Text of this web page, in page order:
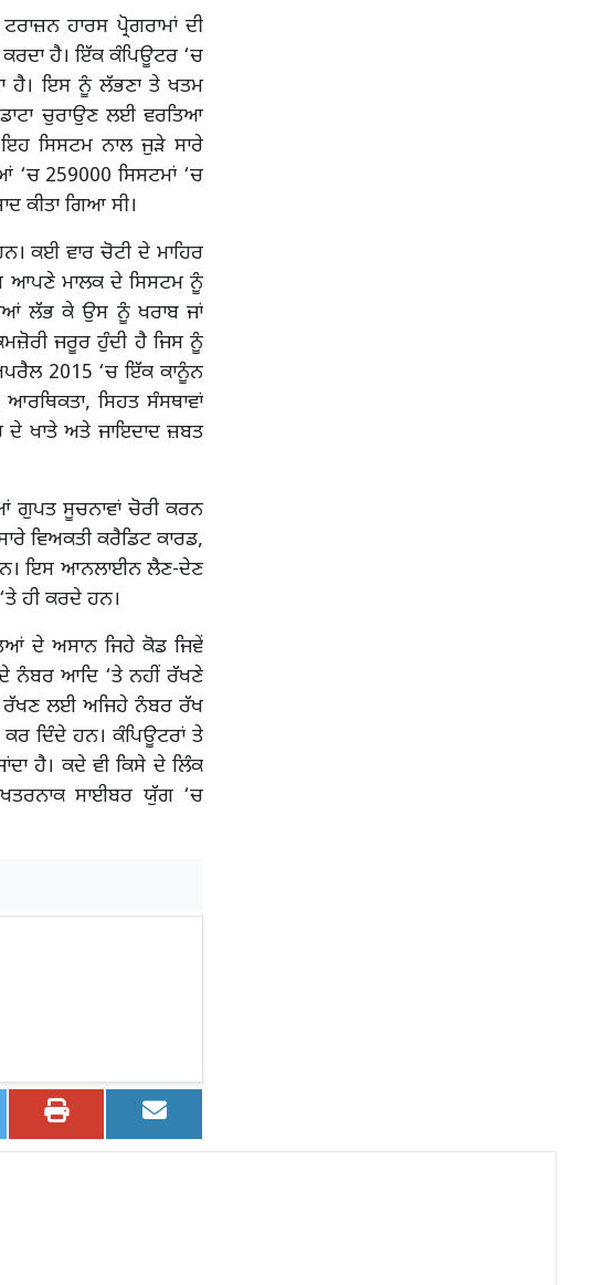
ਹਾਰਸ ਪ੍ਰੋਗਰਾਮਾਂ ਦੀ
ਕਰਦਾ ਹੈ। ਇੱਕ ਕੰਪਿਊਟਰ ‘ਚ
ਹੈ। ਇਸ ਨੂੰ ਲੱਭਣਾ ਤੇ ਖਤਮ
ਚੁਰਾਉਣ ਲਈ ਵਰਤਿਆ
ਸਿਸਟਮ ਨਾਲ ਜੁੜੇ ਸਾਰੇ
‘ਚ 259000 ਸਿਸਟਮਾਂ ‘ਚ
ਕੀਤਾ ਗਿਆ ਸੀ।
ਕਈ ਵਾਰ ਚੋਟੀ ਦੇ ਮਾਹਿਰ
ਆਪਣੇ ਮਾਲਕ ਦੇ ਸਿਸਟਮ ਨੂੰ
ਲੱਭ ਕੇ ਉਸ ਨੂੰ ਖਰਾਬ ਜਾਂ
ਜਰੂਰ ਹੁੰਦੀ ਹੈ ਜਿਸ ਨੂੰ
2015 ‘ਚ ਇੱਕ ਕਾਨੂੰਨ
ਸਿਹਤ ਸੰਸਥਾਵਾਂ
ਦੇ ਖਾਤੇ ਅਤੇ ਜਾਇਦਾਦ ਜ਼ਬਤ
ਸੂਚਨਾਵਾਂ ਚੋਰੀ ਕਰਨ
ਵਿਅਕਤੀ ਕਰੈਡਿਟ ਕਾਰਡ,
ਇਸ ਆਨਲਾਈਨ ਲੈਣ-ਦੇਣ
ਹੀ ਕਰਦੇ ਹਨ।
ਦੇ ਅਸਾਨ ਜਿਹੇ ਕੋਡ ਜਿਵੇਂ
ਨੰਬਰ ਆਦਿ ‘ਤੇ ਨਹੀਂ ਰੱਖਣੇ
ਰੱਖਣ ਲਈ ਅਜਿਹੇ ਨੰਬਰ ਰੱਖ
ਦਿੰਦੇ ਹਨ। ਕੰਪਿਊਟਰਾਂ ਤੇ
ਹੈ। ਕਦੇ ਵੀ ਕਿਸੇ ਦੇ ਲਿੰਕ
ਸਾਈਬਰ ਯੁੱਗ ‘ਚ